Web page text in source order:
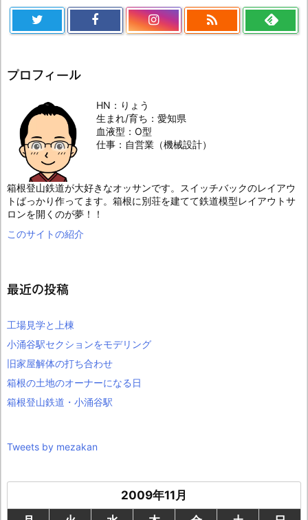

プロフィール
HN：りょう
生まれ/育ち：愛知県
血液型：O型
仕事：自営業（機械設計）
箱根登山鉄道が大好きなオッサンです。スイッチバックのレイアウ
トばっかり作ってます。箱根に別荘を建てて鉄道模型レイアウトサ
ロンを開くのが夢！！
このサイトの紹介
最近の投稿
工場見学と上棟
小涌谷駅セクションをモデリング
旧家屋解体の打ち合わせ
箱根の土地のオーナーになる日
箱根登山鉄道・小涌谷駅
Tweets by mezakan
2009年11月